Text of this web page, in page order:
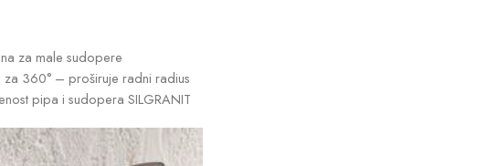
za male sudopere
za 360° – proširuje radni radius
pipa i sudopera SILGRANIT